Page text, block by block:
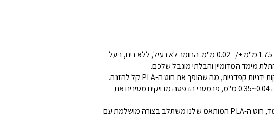
החוט למדפסת תלת מימד שולחנית של Kokoni מיוצר ברמת דיוק גבוהה ביותר.עם דיוק מרחבי של 1.75 מ"מ +/- 0.02 מ"מ. החומר לא רעיל, ללא ריח, בעל
מימד המדומיין והבלתי מוגבל שלכם.
השחלט חוט Kokoni PLA מומלץ בטמפרטורה של 200°C - 260°C והעובי של שכבת הדגם יהיה 0.04~0.35 מ"מ, פרמטרי הדפסה מדויקים מסירים את
עם אלפי טונות של פלט חוטים בכל חודש ושנים של ניסיון במחקר ופיתוח של חוטי הדפסת תלת-ממד, חוט ה-PLA המותאמ שלנו משתלב בצורה מושלמת עם